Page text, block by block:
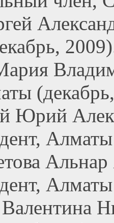
Юрий